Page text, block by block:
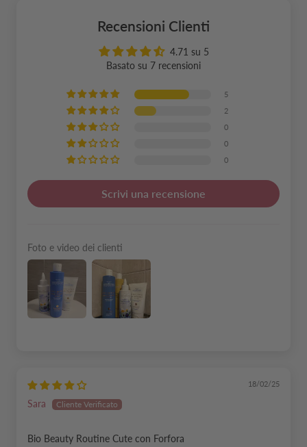
Recensioni Clienti
4.71 su 5
Basato su 7 recensioni
5
2
0
0
0
Scrivi una recensione
Foto e video dei clienti
18/02/25
Sara
Bio Beauty Routine Cute con Forfora